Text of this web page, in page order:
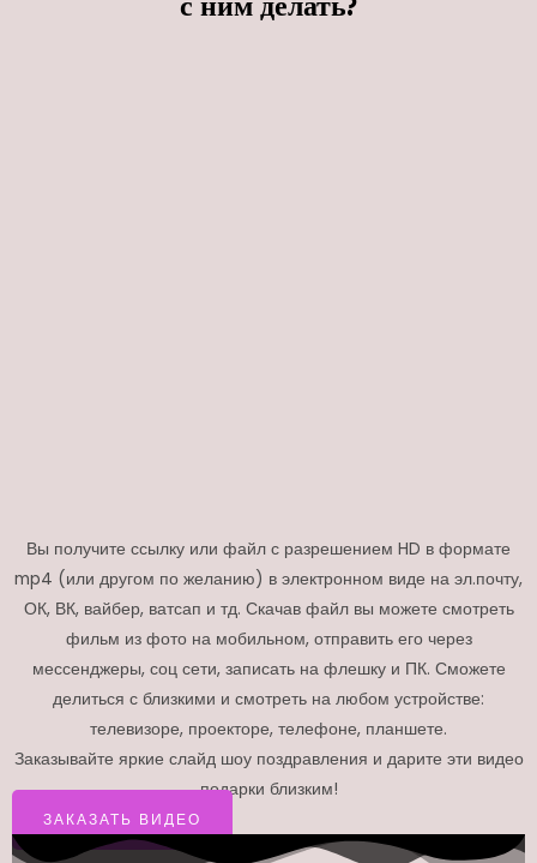
Вы получите ссылку или файл с разрешением HD в формате
mp4 (или другом по желанию) в электронном виде на эл.почту,
ОК, ВК, вайбер, ватсап и тд. Скачав файл вы можете смотреть
фильм из фото на мобильном, отправить его через
мессенджеры, соц сети, записать на флешку и ПК. Сможете
делиться с близкими и смотреть на любом устройстве:
телевизоре, проекторе, телефоне, планшете.
Заказывайте яркие слайд шоу поздравления и дарите эти видео
подарки близким!
ЗАКАЗАТЬ ВИДЕО